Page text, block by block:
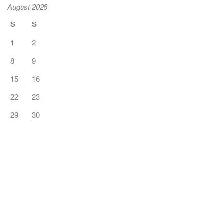
August 2026
S S
1
2
8
9
15
16
22
23
29
30